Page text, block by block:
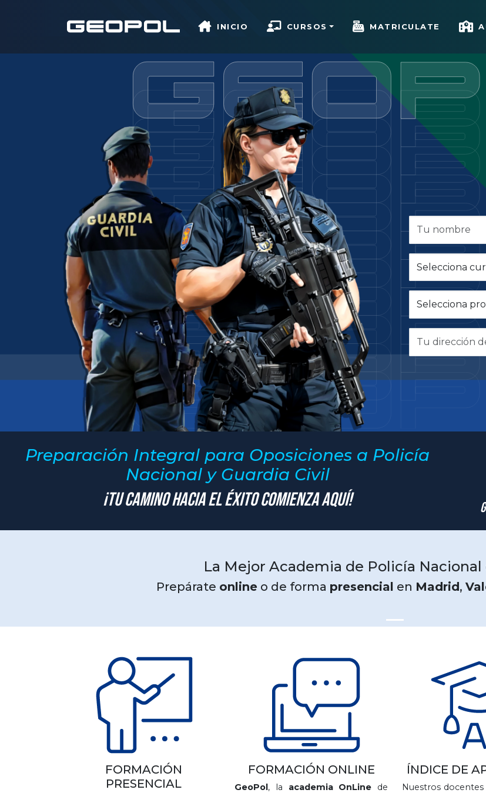
INICIO CURSOS MATRICULATE
Preparación Integral para Oposiciones a Policía
Nacional y Guardia Civil
¡Tu Camino hacia el Éxito Comienza Aquí!
La Mejor Academia de Policía Nacional
Prepárate onlineo de forma presencial en Madrid,
FORMACIÓN
PRESENCIAL
FORMACIÓN ONLINE
GeoPol, la academia OnLine de
ÍNDICE DE
Nuestros